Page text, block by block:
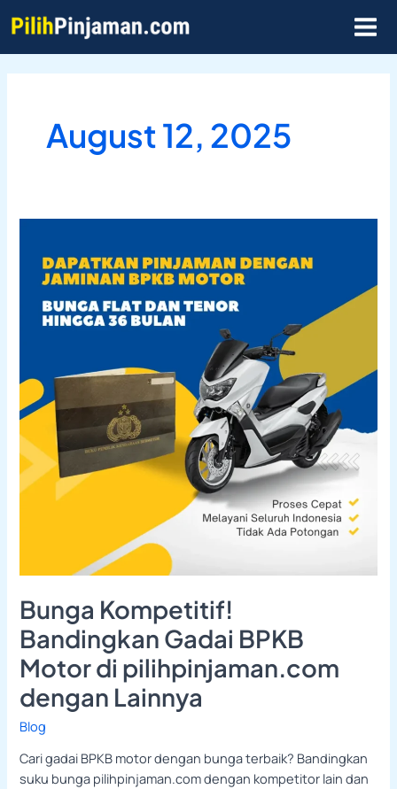
to
content
August 12, 2025
Bunga Kompetitif!
Bandingkan Gadai BPKB
Motor di pilihpinjaman.com
dengan Lainnya
Blog
Cari gadai BPKB motor dengan bunga terbaik? Bandingkan
suku bunga pilihpinjaman.com dengan kompetitor lain dan
Bandingkan
Gadai
BPKB
Motor
pilihpinjaman.com
dengan
Lainnya